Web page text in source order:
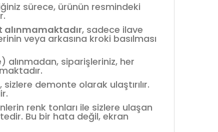
sürece, ürünün resmindeki
alınmamaktadır, sadece ilave
veya arkasına kroki basılması
alınmadan, siparişleriniz, her
demonte olarak ulaştırılır.
renk tonları ile sizlere ulaşan
Bu bir hata değil, ekran